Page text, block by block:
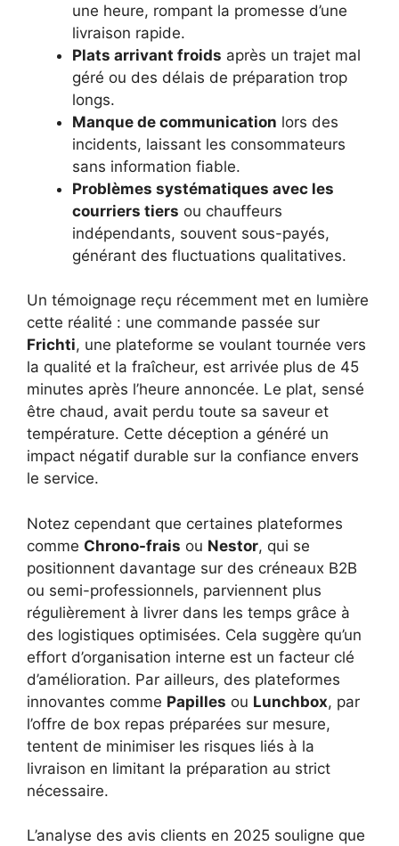
une heure, rompant la promesse d’une
livraison rapide.
Plats arrivant froids après un trajet mal
géré ou des délais de préparation trop
longs.
Manque de communication lors des
incidents, laissant les consommateurs
sans information fiable.
Problèmes systématiques avec les
courriers tiers ou chauffeurs
indépendants, souvent sous-payés,
générant des fluctuations qualitatives.
Un témoignage reçu récemment met en lumière
cette réalité : une commande passée sur
Frichti, une plateforme se voulant tournée vers
la qualité et la fraîcheur, est arrivée plus de 45
minutes après l’heure annoncée. Le plat, sensé
être chaud, avait perdu toute sa saveur et
température. Cette déception a généré un
impact négatif durable sur la confiance envers
le service.
Notez cependant que certaines plateformes
comme Chrono-frais ou Nestor, qui se
positionnent davantage sur des créneaux B2B
ou semi-professionnels, parviennent plus
régulièrement à livrer dans les temps grâce à
des logistiques optimisées. Cela suggère qu’un
effort d’organisation interne est un facteur clé
d’amélioration. Par ailleurs, des plateformes
innovantes comme Papilles ou Lunchbox, par
l’offre de box repas préparées sur mesure,
tentent de minimiser les risques liés à la
livraison en limitant la préparation au strict
nécessaire.
L’analyse des avis clients en 2025 souligne que